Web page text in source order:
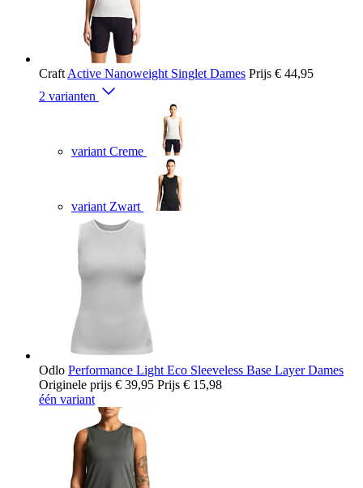
Craft Active Nanoweight Singlet Dames Prijs € 44,95
2 varianten
variant Creme
variant Zwart
Odlo Performance Light Eco Sleeveless Base Layer Dames
Originele prijs € 39,95 Prijs € 15,98
één variant